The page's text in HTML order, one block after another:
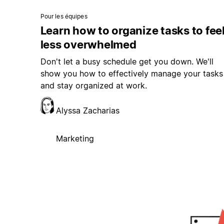
Pour les équipes
Learn how to organize tasks to
less overwhelmed
Don't let a busy schedule get you down. We'll
show you how to effectively manage your tasks
and stay organized at work.
Alyssa Zacharias
Marketing